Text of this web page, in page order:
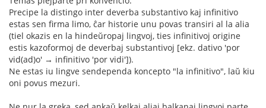
Precipe la distingo inter deverba substantivo kaj infinitivo
estas sen firma limo, ĉar historie unu povas transiri al la alia
(tiel okazis en la hindeŭropaj lingvoj, ties infinitivoj origine
estis kazoformoj de deverbaj substantivoj [ekz. dativo 'por
vid(ad)o' → infinitivo 'por vidi']).
Ne estas iu lingve sendependa koncepto "la infinitivo", laŭ kiu
oni povus mezuri.